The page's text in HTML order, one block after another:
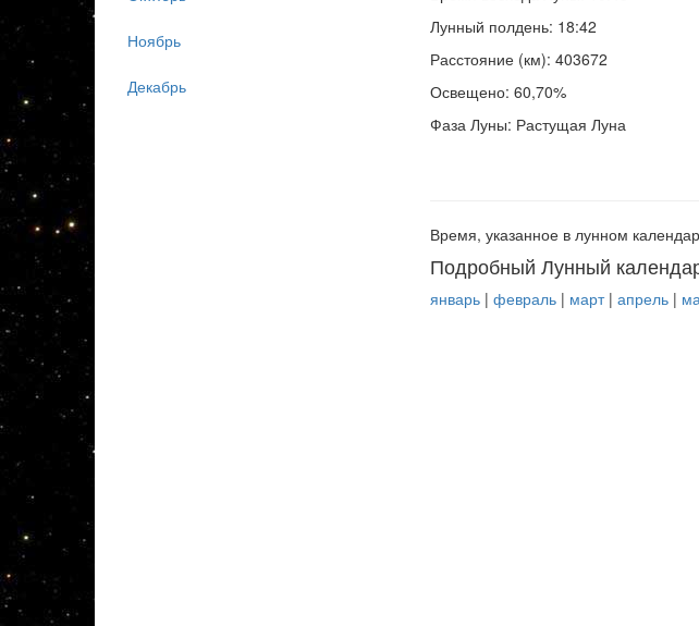
Лунный полдень: 18:42
Расстояние (км): 403672
Освещено: 60,70%
Фаза Луны: Растущая Луна
Время, указанное в лунном
Подробный Лунный
январь| февраль| март| апрель|
Ноябрь
Декабрь